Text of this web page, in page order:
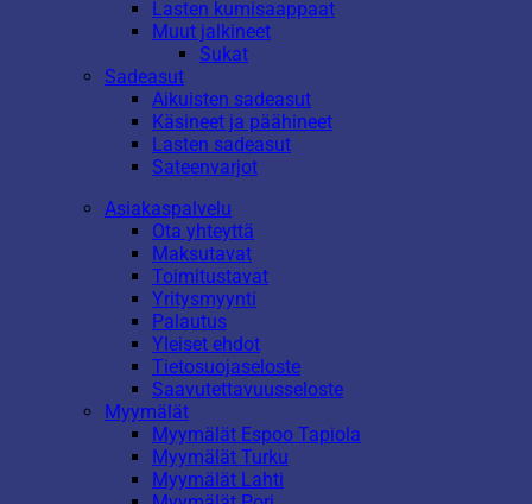
Lasten kumisaappaat
Muut jalkineet
Sukat
Sadeasut
Aikuisten sadeasut
Käsineet ja päähineet
Lasten sadeasut
Sateenvarjot
Asiakaspalvelu
Ota yhteyttä
Maksutavat
Toimitustavat
Yritysmyynti
Palautus
Yleiset ehdot
Tietosuojaseloste
Saavutettavuusseloste
Myymälät
Myymälät Espoo Tapiola
Myymälät Turku
Myymälät Lahti